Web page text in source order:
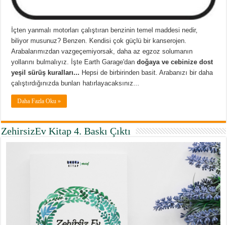
İçten yanmalı motorları çalıştıran benzinin temel maddesi nedir,
biliyor musunuz? Benzen. Kendisi çok güçlü bir kanserojen.
Arabalarımızdan vazgeçemiyorsak, daha az egzoz solumanın
yollarını bulmalıyız. İşte Earth Garage'dandoğaya ve cebinize dost
yeşil sürüş kuralları... Hepsi de birbirinden basit. Arabanızı bir daha
çalıştırdığınızda bunları hatırlayacaksınız...
Daha Fazla Oku »
ZehirsizEv Kitap 4. Baskı Çıktı